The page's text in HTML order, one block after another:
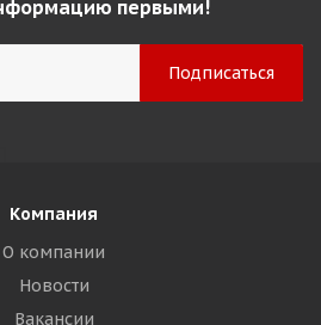
первыми!
Компания
О компании
Новости
Вакансии